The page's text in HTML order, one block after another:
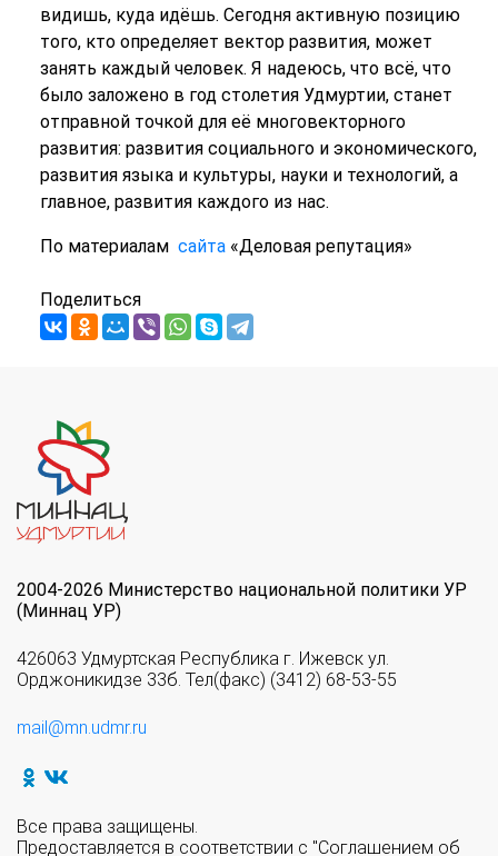
видишь, куда идёшь. Сегодня активную позицию
того, кто определяет вектор развития, может
занять каждый человек. Я надеюсь, что всё, что
было заложено в год столетия Удмуртии, станет
отправной точкой для её многовекторного
развития: развития социального и экономического,
развития языка и культуры, науки и технологий, а
главное, развития каждого из нас.
По материалам сайта«Деловая репутация»
Поделиться
2004-2026 Министерство национальной политики УР
(Миннац УР)
426063 Удмуртская Республика г. Ижевск ул.
Орджоникидзе 33б. Тел(факс) (3412) 68-53-55
mail@mn.udmr.ru
Все права защищены.
Предоставляется в соответствии с "Соглашением об